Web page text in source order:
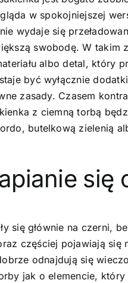
w spokojniejszej
wydaje się
swobodę. W takim
albo detal, który
być wyłącznie
zasady. Czasem
z ciemną torbą
butelkową zielenią
się
się głównie na czerni,
częściej pojawiają się
odnajdują się
jak o elemencie, który